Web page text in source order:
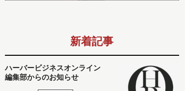
新着記事
ハーバービジネスオンライン
編集部からのお知らせ